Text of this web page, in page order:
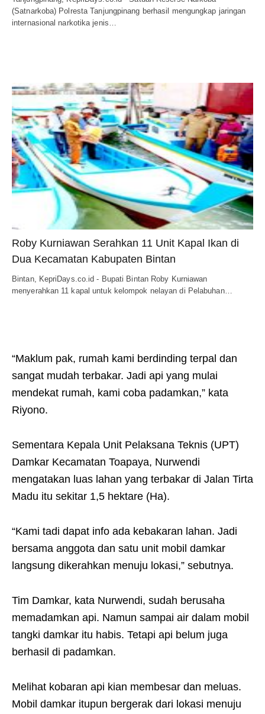
(Satnarkoba) Polresta Tanjungpinang berhasil mengungkap jaringan
internasional narkotika jenis…
Roby Kurniawan Serahkan 11 Unit Kapal Ikan di
Dua Kecamatan Kabupaten Bintan
Bintan, KepriDays.co.id - Bupati Bintan Roby Kurniawan
menyerahkan 11 kapal untuk kelompok nelayan di Pelabuhan…
“Maklum pak, rumah kami berdinding terpal dan
sangat mudah terbakar. Jadi api yang mulai
mendekat rumah, kami coba padamkan,” kata
Riyono.
Sementara Kepala Unit Pelaksana Teknis (UPT)
Damkar Kecamatan Toapaya, Nurwendi
mengatakan luas lahan yang terbakar di Jalan Tirta
Madu itu sekitar 1,5 hektare (Ha).
“Kami tadi dapat info ada kebakaran lahan. Jadi
bersama anggota dan satu unit mobil damkar
langsung dikerahkan menuju lokasi,” sebutnya.
Tim Damkar, kata Nurwendi, sudah berusaha
memadamkan api. Namun sampai air dalam mobil
tangki damkar itu habis. Tetapi api belum juga
berhasil di padamkan.
Melihat kobaran api kian membesar dan meluas.
Mobil damkar itupun bergerak dari lokasi menuju